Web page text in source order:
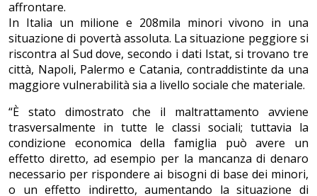
affrontare.
In Italia un milione e 208mila minori vivono in una
situazione di povertà assoluta. La situazione peggiore si
riscontra al Sud dove, secondo i dati Istat, si trovano tre
città, Napoli, Palermo e Catania, contraddistinte da una
maggiore vulnerabilità sia a livello sociale che materiale.
“È stato dimostrato che il maltrattamento avviene
trasversalmente in tutte le classi sociali; tuttavia la
condizione economica della famiglia può avere un
effetto diretto, ad esempio per la mancanza di denaro
necessario per rispondere ai bisogni di base dei minori,
o un effetto indiretto, aumentando la situazione di